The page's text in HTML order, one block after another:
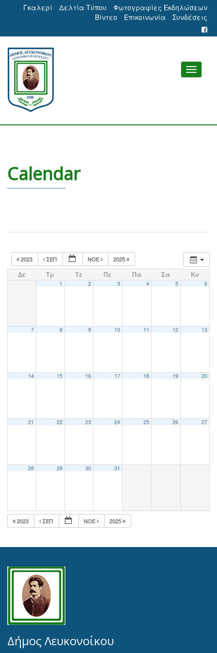
Γκαλερί Δελτία Τύπου
Φωτογραφίες Εκδηλώσεων
Βίντεο
Επικοινωνία Συνδέσεις
Calendar
2023 ΣΕΠ ΝΟΈ 2025
Δε Τρ Τε Πε Πα Σα Κυ
1 2 3 4 5 6
7 8 9 10 11 12 13
14 15 16 17 18 19 20
21 22 23 24 25 26 27
28 29 30 31
2023 ΣΕΠ ΝΟΈ 2025
Δήμος Λευκονοίκου